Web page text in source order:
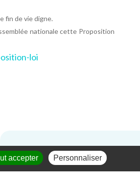
accepter Personnaliser
fin de vie digne.
nationale cette Proposition
loi